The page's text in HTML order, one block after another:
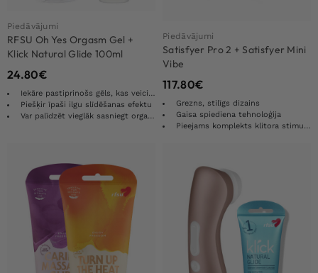
Piedāvājumi
RFSU Oh Yes Orgasm Gel +
Klick Natural Glide 100ml
24.80€
Iekāre pastiprinošs gēls, kas veicina sievietes vēlmi
Piešķir īpaši ilgu slīdēšanas efektu
Var palīdzēt vieglāk sasniegt orgasmu
Piedāvājumi
Satisfyer Pro 2 + Satisfyer Mini
Vibe
117.80€
Grezns, stilīgs dizains
Gaisa spiediena tehnoloģija
Pieejams komplekts klitora stimulācijai